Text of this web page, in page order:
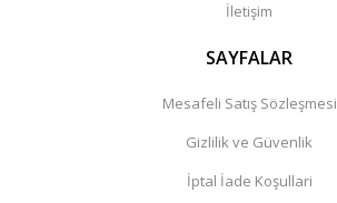
İletişim
SAYFALAR
Mesafeli Satış Sözleşmesi
Gizlilik ve Güvenlik
İptal İade Koşullari